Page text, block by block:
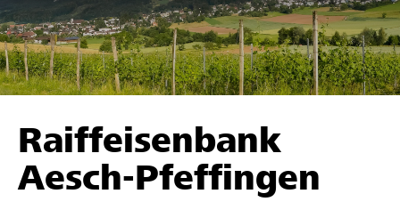
Unterstützen
Hilfe & Support
Projekte und Organisationen finden
Jetzt starten
Raiffeisenbank
Aesch-Pfeffingen